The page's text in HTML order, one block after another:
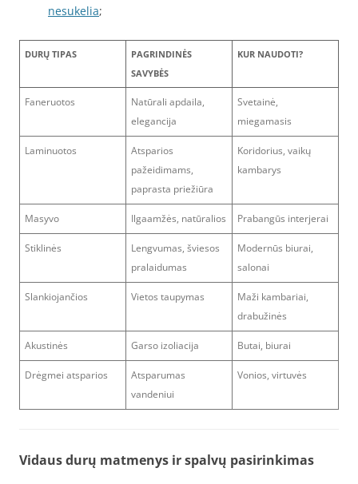
nesukelia;
DURŲ TIPAS
PAGRINDINĖS
SAVYBĖS
KUR NAUDOTI?
Faneruotos
Natūrali apdaila,
elegancija
Svetainė,
miegamasis
Laminuotos
Atsparios
pažeidimams,
paprasta priežiūra
Koridorius, vaikų
kambarys
Masyvo Ilgaamžės, natūralios Prabangūs interjerai
Stiklinės
Lengvumas, šviesos
pralaidumas
Modernūs biurai,
salonai
Slankiojančios Vietos taupymas
Maži kambariai,
drabužinės
Akustinės Garso izoliacija Butai, biurai
Drėgmei atsparios
Atsparumas
vandeniui
Vonios, virtuvės
Vidaus durų matmenys ir spalvų pasirinkimas